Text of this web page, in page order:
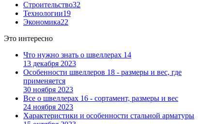
Строительство32
Технологии19
Экономика22
Это интересно
Что нужно знать о швеллерах 14
13 декабря 2023
Особенности швеллеров 18 - размеры и вес, где
применяется
30 ноября 2023
Все о швеллерах 16 - сортамент, размеры и вес
24 ноября 2023
Характеристики и особенности стальной арматуры